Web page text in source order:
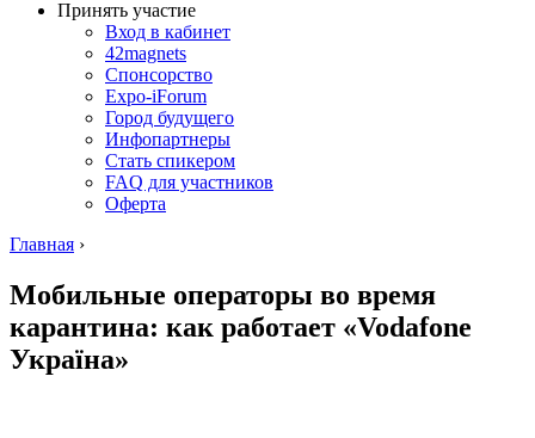
Принять участие
Вход в кабинет
42magnets
Спонсорство
Expo-iForum
Город будущего
Инфопартнеры
Стать спикером
FAQ для участников
Оферта
Главная ›
Мобильные операторы во время
карантина: как работает «Vodafone
Україна»